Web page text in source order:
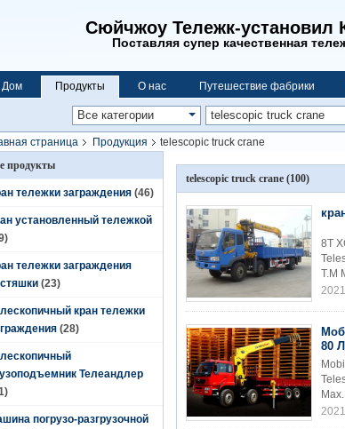
Сюйчжоу Тележк-установил
Поставляя супер качественная
Дом Продукты О нас Путешествие фабрики
страница Продукция
telescopic truck crane
продукты
тележки заграждения (46)
установленный тележкой
тележки заграждения
(23)
кран тележки
(28)
Телеандлер
погрузо-разгрузочной
telescopic truck crane (100)
8T
T.M
80